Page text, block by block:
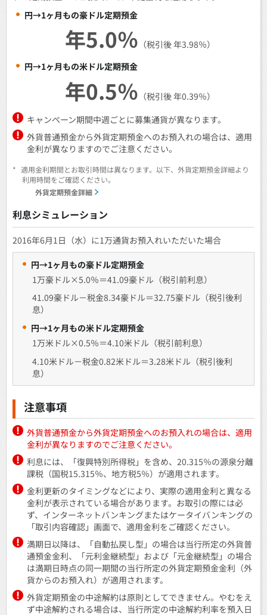
円→1ヶ月もの豪ドル定期預金
年5.0％ （税引後 年3.98％）
円→1ヶ月もの米ドル定期預金
年0.5％ （税引後 年0.39％）
キャンペーン期間中週ごとに募集通貨が異なります。
外貨普通預金から外貨定期預金へのお預入れの場合は、適用
金利が異なりますのでご注意ください。
* 適用金利期間とお取引時間は異なります。以下、外貨定期預金詳細より
利用時間をご確認ください。
外貨定期預金詳細
利息シミュレーション
2016年6月1日（水）に1万通貨お預入れいただいた場合
円→1ヶ月もの豪ドル定期預金
1万豪ドル×5.0％＝41.09豪ドル（税引前利息）
41.09豪ドル－税金8.34豪ドル＝32.75豪ドル（税引後利
息）
円→1ヶ月もの米ドル定期預金
1万米ドル×0.5％＝4.10米ドル（税引前利息）
4.10米ドル－税金0.82米ドル＝3.28米ドル（税引後利
息）
注意事項
外貨普通預金から外貨定期預金へのお預入れの場合は、適用
金利が異なりますのでご注意ください。
利息には、「復興特別所得税」を含め、20.315％の源泉分離
課税（国税15.315％、地方税5％）が適用されます。
金利更新のタイミングなどにより、実際の適用金利と異なる
金利が表示されている場合があります。お取引の際には必
ず、インターネットバンキングまたはケータイバンキングの
「取引内容確認」画面で、適用金利をご確認ください。
満期日以降は、「自動払戻し型」の場合は当行所定の外貨普
通預金金利、「元利金継続型」および「元金継続型」の場合
は満期日時点の同一期間の当行所定の外貨定期預金金利（外
貨からのお預入れ）が適用されます。
外貨定期預金の中途解約は原則としてできません。やむをえ
ず中途解約される場合は、当行所定の中途解約利率を預入日